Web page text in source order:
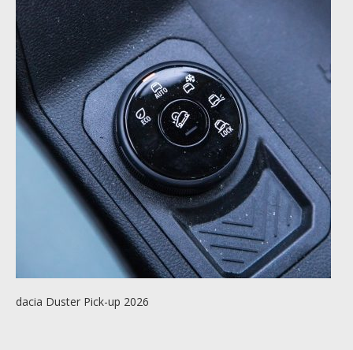
dacia Duster Pick-up 2026